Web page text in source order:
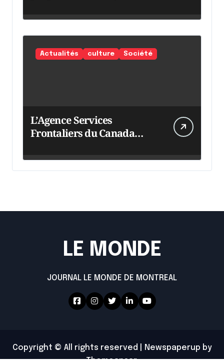
Actualités culture Société
L’Agence Services
Frontaliers du Canada
LE MONDE
JOURNAL LE MONDE DE MONTREAL
Copyright © All rights reserved Newspaperup by